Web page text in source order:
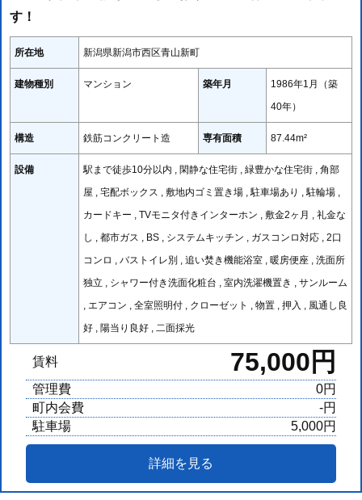
す！
所在地 新潟県新潟市西区青山新町
建物種別 マンション 築年月
1986年1月（築
40年）
構造 鉄筋コンクリート造 専有面積 87.44m²
設備
駅まで徒歩10分以内 , 閑静な住宅街 , 緑豊かな住宅街 , 角部
屋 , 宅配ボックス , 敷地内ゴミ置き場 , 駐車場あり , 駐輪場 ,
カードキー , TVモニタ付きインターホン , 敷金2ヶ月 , 礼金な
し , 都市ガス , BS , システムキッチン , ガスコンロ対応 , 2口
コンロ , バストイレ別 , 追い焚き機能浴室 , 暖房便座 , 洗面所
独立 , シャワー付き洗面化粧台 , 室内洗濯機置き , サンルーム
, エアコン , 全室照明付 , クローゼット , 物置 , 押入 , 風通し良
好 , 陽当り良好 , 二面採光
賃料 75,000円
管理費
0円
町内会費
-円
駐車場
5,000円
詳細を見る